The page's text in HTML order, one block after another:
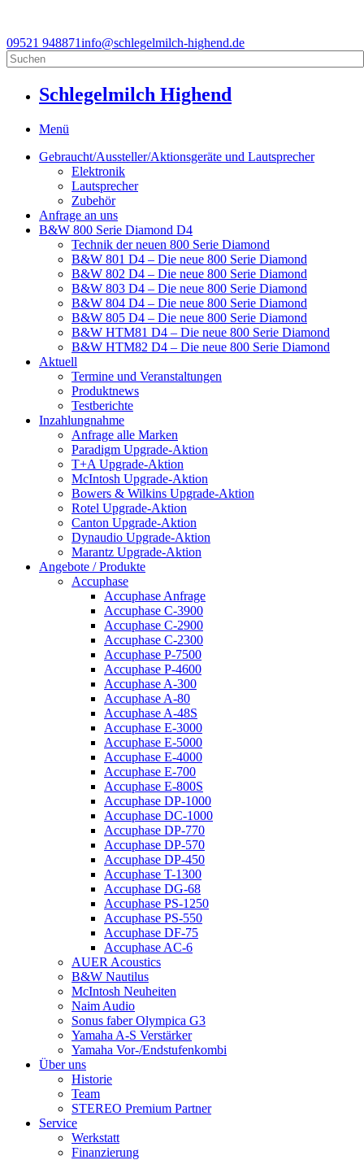
09521 948871info@schlegelmilch-highend.de
Schlegelmilch Highend
Menü
Gebraucht/Aussteller/Aktionsgeräte und Lautsprecher
Elektronik
Lautsprecher
Zubehör
Anfrage an uns
B&W 800 Serie Diamond D4
Technik der neuen 800 Serie Diamond
B&W 801 D4 – Die neue 800 Serie Diamond
B&W 802 D4 – Die neue 800 Serie Diamond
B&W 803 D4 – Die neue 800 Serie Diamond
B&W 804 D4 – Die neue 800 Serie Diamond
B&W 805 D4 – Die neue 800 Serie Diamond
B&W HTM81 D4 – Die neue 800 Serie Diamond
B&W HTM82 D4 – Die neue 800 Serie Diamond
Aktuell
Termine und Veranstaltungen
Produktnews
Testberichte
Inzahlungnahme
Anfrage alle Marken
Paradigm Upgrade-Aktion
T+A Upgrade-Aktion
McIntosh Upgrade-Aktion
Bowers & Wilkins Upgrade-Aktion
Rotel Upgrade-Aktion
Canton Upgrade-Aktion
Dynaudio Upgrade-Aktion
Marantz Upgrade-Aktion
Angebote / Produkte
Accuphase
Accuphase Anfrage
Accuphase C-3900
Accuphase C-2900
Accuphase C-2300
Accuphase P-7500
Accuphase P-4600
Accuphase A-300
Accuphase A-80
Accuphase A-48S
Accuphase E-3000
Accuphase E-5000
Accuphase E-4000
Accuphase E-700
Accuphase E-800S
Accuphase DP-1000
Accuphase DC-1000
Accuphase DP-770
Accuphase DP-570
Accuphase DP-450
Accuphase T-1300
Accuphase DG-68
Accuphase PS-1250
Accuphase PS-550
Accuphase DF-75
Accuphase AC-6
AUER Acoustics
B&W Nautilus
McIntosh Neuheiten
Naim Audio
Sonus faber Olympica G3
Yamaha A-S Verstärker
Yamaha Vor-/Endstufenkombi
Über uns
Historie
Team
STEREO Premium Partner
Service
Werkstatt
Finanzierung